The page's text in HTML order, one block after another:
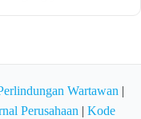
Wartawan |
Perusahaan | Kode